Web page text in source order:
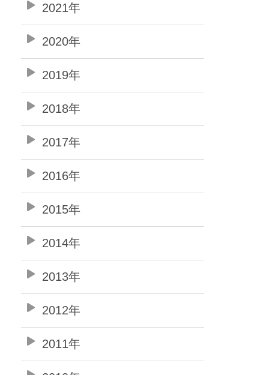
2021年
2020年
2019年
2018年
2017年
2016年
2015年
2014年
2013年
2012年
2011年